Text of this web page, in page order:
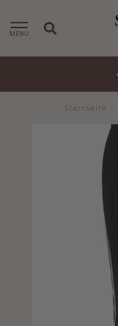
MENU
Startseite